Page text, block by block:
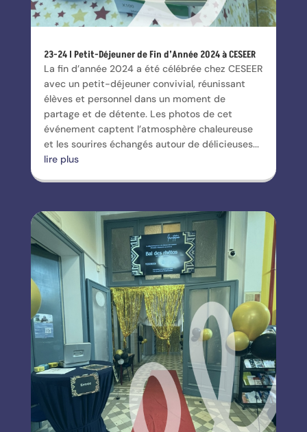
23-24 I Petit-Déjeuner de Fin d’Année 2024 à CESEER
La fin d’année 2024 a été célébrée chez CESEER
avec un petit-déjeuner convivial, réunissant
élèves et personnel dans un moment de
partage et de détente. Les photos de cet
événement captent l’atmosphère chaleureuse
et les sourires échangés autour de délicieuses...
lire plus